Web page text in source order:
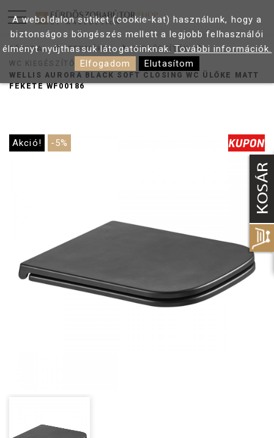
FŐOLDAL TERMÉKEK
KIEGÉSZÍTŐK
WC KIEGÉSZÍTŐK
WELLIS AURORA BLACK SOFT CLOSING WC ÜLŐKE MATT
FEKETE WF00186
Akció! -5%
A weboldalon sütiket (cookie-kat) használunk, hogy a
biztonságos böngészés mellett a legjobb felhasználói
élményt nyújthassuk látogatóinknak.További információk.
Elfogadom
Elutasítom